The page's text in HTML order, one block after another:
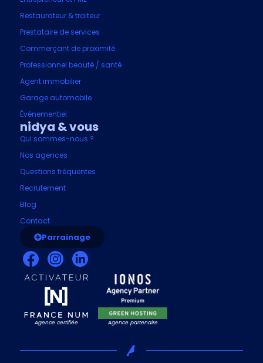
Restaurateur & traiteur
Prestataire de services
Commerçant de proximité
Professionnel beauté / santé
Agent immobilier
Garage automobile
Événementiel
nidya & vous
Qui sommes-nous ?
Nos agences
Questions fréquentes
Recrutement
Blog
Contact
Parrainage
Agence certifiée Agence partenaire